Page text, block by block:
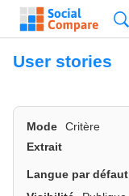
User stories
Mode Critère
Extrait
Langue par défaut